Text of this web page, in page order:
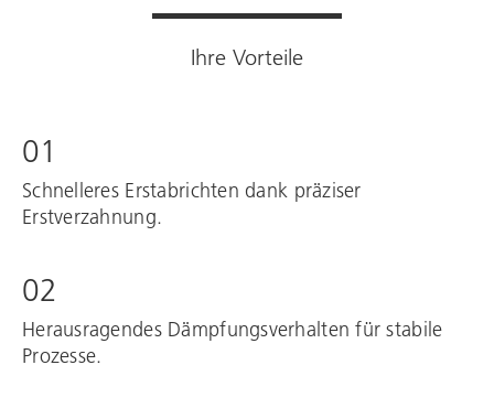
Ihre Vorteile
01
Schnelleres Erstabrichten dank präziser
Erstverzahnung.
02
Herausragendes Dämpfungsverhalten für stabile
Prozesse.